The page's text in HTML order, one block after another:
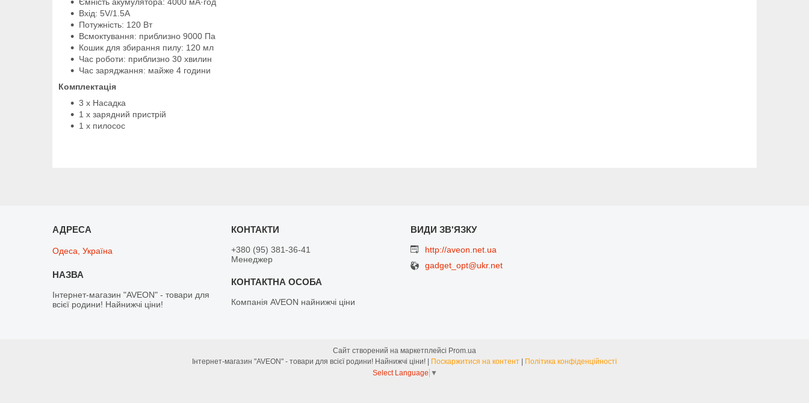
Вхід: 5V/1.5A
Потужність: 120 Вт
Всмоктування: приблизно 9000 Па
Кошик для збирання пилу: 120 мл
Час роботи: приблизно 30 хвилин
Час заряджання: майже 4 години
Комплектація
3 х Насадка
1 х зарядний пристрій
1 х пилосос
Одеса, Україна
Інтернет-магазин "AVEON" - товари для
всієї родини! Найнижчі ціни!
+380 (95) 381-36-41
Менеджер
Компанія AVEON найнижчі ціни
http://aveon.net.ua
gadget_opt@ukr.net
Сайт створений на маркетплейсі Prom.ua
Поскаржитися на контент
Політика конфіденційності
Select Language ▼